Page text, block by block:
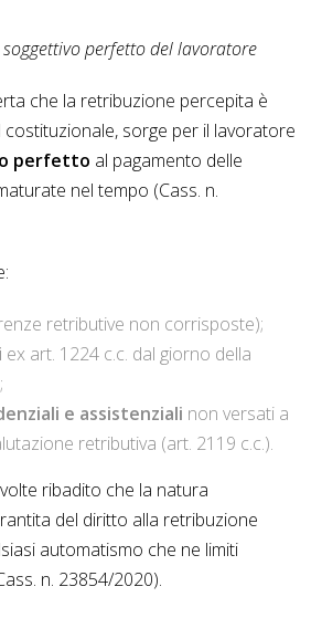
perfetto del lavoratore
che la retribuzione percepita è
sorge per il lavoratore
perfetto al pagamento delle
nel tempo (Cass. n.
retributive non corrisposte);
ex art. 1224 c.c. dal giorno della
e assistenziali non versati a
retributiva (art. 2119 c.c.).
ribadito che la natura
del diritto alla retribuzione
automatismo che ne limiti
n. 23854/2020).